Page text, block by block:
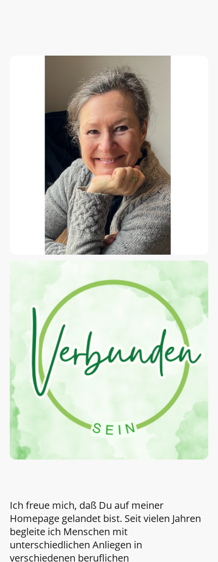
Ich freue mich, daß Du auf meiner
Homepage gelandet bist. Seit vielen Jahren
begleite ich Menschen mit
unterschiedlichen Anliegen in
verschiedenen beruflichen